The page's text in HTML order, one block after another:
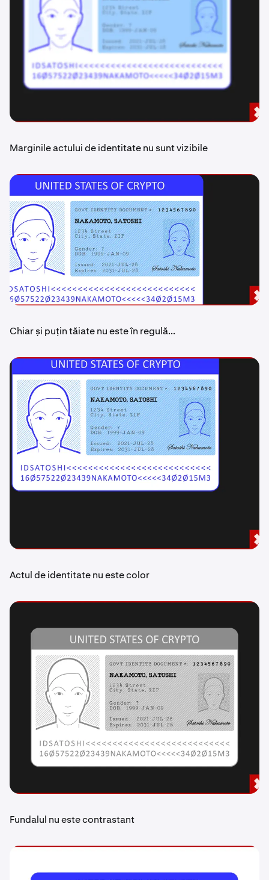
Marginile actului de identitate nu sunt vizibile
Chiar și puțin tăiate nu este în regulă...
Actul de identitate nu este color
Fundalul nu este contrastant